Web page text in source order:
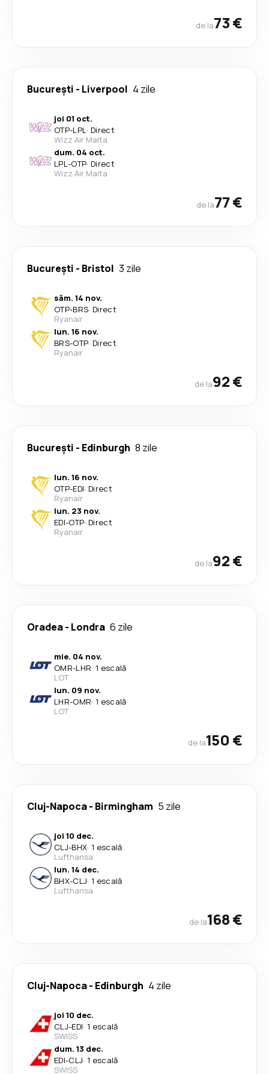
de la73 €
București - Liverpool 4 zile
joi 01 oct.
OTP-LPL· Direct
Wizz Air Malta
dum. 04 oct.
LPL-OTP· Direct
Wizz Air Malta
de la77 €
București - Bristol 3 zile
sâm. 14 nov.
OTP-BRS· Direct
Ryanair
lun. 16 nov.
BRS-OTP· Direct
Ryanair
de la92 €
București - Edinburgh 8 zile
lun. 16 nov.
OTP-EDI· Direct
Ryanair
lun. 23 nov.
EDI-OTP· Direct
Ryanair
de la92 €
Oradea- Londra 6 zile
mie. 04 nov.
OMR-LHR· 1 escală
LOT
lun. 09 nov.
LHR-OMR· 1 escală
LOT
de la150 €
Cluj-Napoca- Birmingham 5 zile
joi 10 dec.
CLJ-BHX· 1 escală
Lufthansa
lun. 14 dec.
BHX-CLJ· 1 escală
Lufthansa
de la168 €
Cluj-Napoca- Edinburgh 4 zile
joi 10 dec.
CLJ-EDI· 1 escală
SWISS
dum. 13 dec.
EDI-CLJ· 1 escală
SWISS